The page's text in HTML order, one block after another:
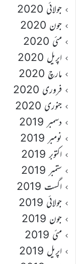
جولائی 2020
جون 2020
مئی 2020
اپریل 2020
مارچ 2020
فروری 2020
جنوری 2020
دسمبر 2019
نومبر 2019
اکتوبر 2019
ستمبر 2019
اگست 2019
جولائی 2019
جون 2019
مئی 2019
اپریل 2019